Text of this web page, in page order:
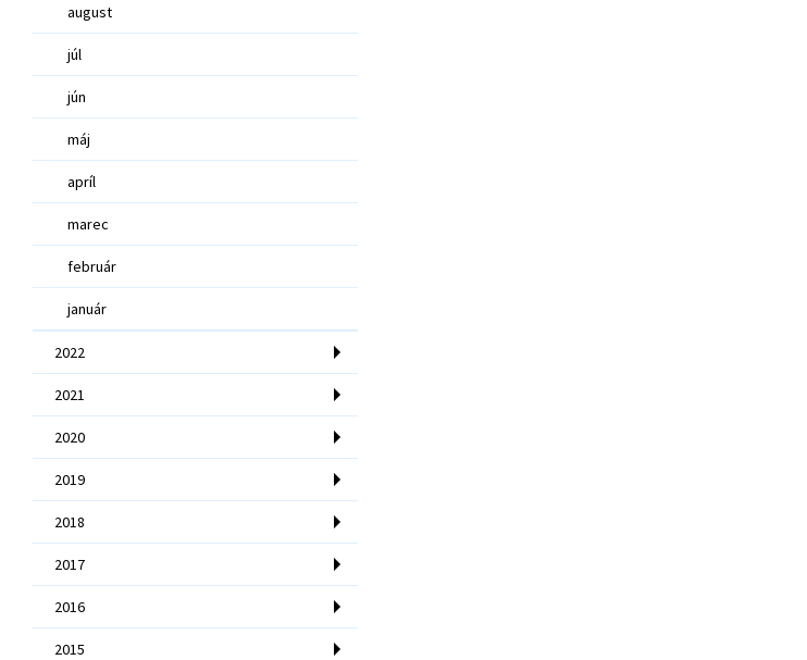
august
júl
jún
máj
apríl
marec
február
január
2022
2021
2020
2019
2018
2017
2016
2015